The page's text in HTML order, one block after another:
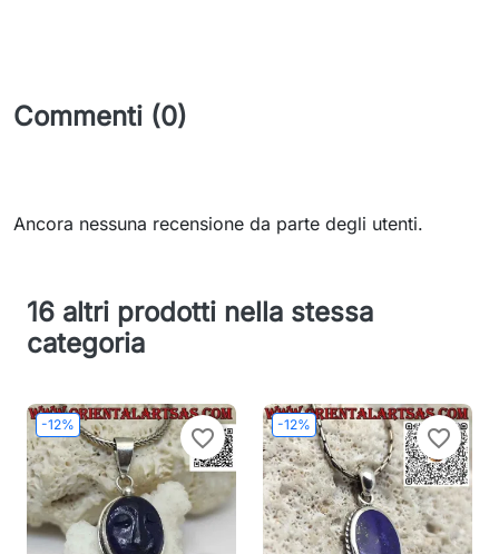
Commenti (0)
Ancora nessuna recensione da parte degli utenti.
16 altri prodotti nella stessa
categoria
-12%
favorite_border
-12%
favorite_border